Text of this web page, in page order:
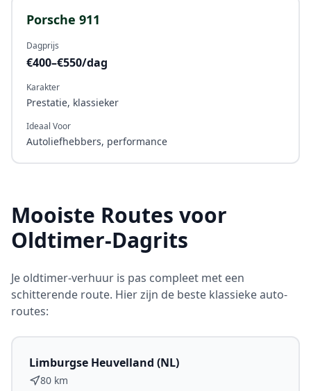
Porsche 911
Dagprijs
€400–€550/dag
Karakter
Prestatie, klassieker
Ideaal Voor
Autoliefhebbers, performance
Mooiste Routes voor
Oldtimer-Dagrits
Je oldtimer-verhuur is pas compleet met een
schitterende route. Hier zijn de beste klassieke auto-
routes:
Limburgse Heuvelland (NL)
80 km